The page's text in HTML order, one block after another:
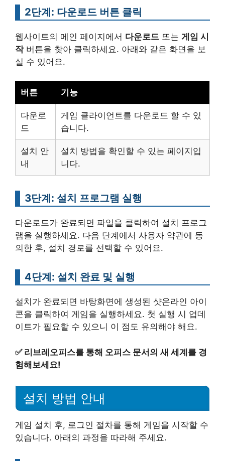
2단계: 다운로드 버튼 클릭
웹사이트의 메인 페이지에서 다운로드 또는 게임 시
작버튼을 찾아 클릭하세요. 아래와 같은 화면을 보
실 수 있어요.
버튼 기능
다운로
드
게임 클라이언트를 다운로드 할 수 있
습니다.
설치 안
내
설치 방법을 확인할 수 있는 페이지입
니다.
3단계: 설치 프로그램 실행
다운로드가 완료되면 파일을 클릭하여 설치 프로그
램을 실행하세요. 다음 단계에서 사용자 약관에 동
의한 후, 설치 경로를 선택할 수 있어요.
4단계: 설치 완료 및 실행
설치가 완료되면 바탕화면에 생성된 샷온라인 아이
콘을 클릭하여 게임을 실행하세요. 첫 실행 시 업데
이트가 필요할 수 있으니 이 점도 유의해야 해요.
✅ 리브레오피스를 통해 오피스 문서의 새 세계를 경
험해보세요!
설치 방법 안내
게임 설치 후, 로그인 절차를 통해 게임을 시작할 수
있습니다. 아래의 과정을 따라해 주세요.